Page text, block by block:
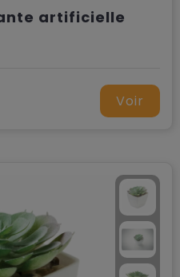
artificielle
Voir